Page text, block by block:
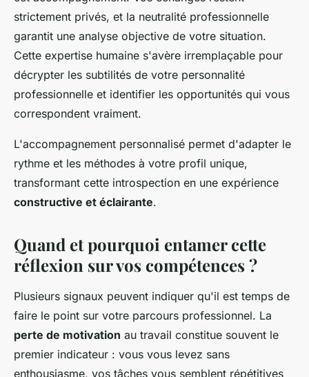
strictement privés, et la neutralité professionnelle
garantit une analyse objective de votre situation.
Cette expertise humaine s'avère irremplaçable pour
décrypter les subtilités de votre personnalité
professionnelle et identifier les opportunités qui vous
correspondent vraiment.
L'accompagnement personnalisé permet d'adapter le
rythme et les méthodes à votre profil unique,
transformant cette introspection en une expérience
constructive et éclairante.
Quand et pourquoi entamer cette
réflexion sur vos compétences ?
Plusieurs signaux peuvent indiquer qu'il est temps de
faire le point sur votre parcours professionnel. La
perte de motivation au travail constitue souvent le
premier indicateur : vous vous levez sans
enthousiasme, vos tâches vous semblent répétitives